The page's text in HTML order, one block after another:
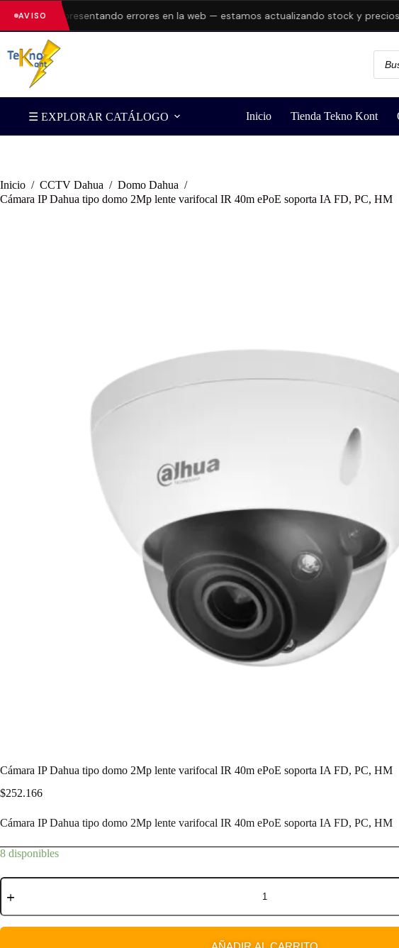
AVISO
están presentando errores en la web — estamos actualizando stock y precios.
☰ EXPLORAR CATÁLOGO Inicio Tienda Tekno Kont
Inicio / CCTV Dahua / Domo Dahua /
Cámara IP Dahua tipo domo 2Mp lente varifocal IR 40m ePoE soporta IA FD, PC, HM
Cámara IP Dahua tipo domo 2Mp lente varifocal IR 40m ePoE soporta IA FD, PC, HM
$252.166
Cámara IP Dahua tipo domo 2Mp lente varifocal IR 40m ePoE soporta IA FD, PC, HM
8 disponibles